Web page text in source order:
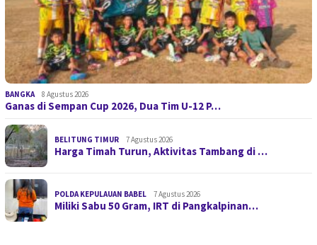
BANGKA 8 Agustus 2026
Ganas di Sempan Cup 2026, Dua Tim U-12 P…
BELITUNG TIMUR 7 Agustus 2026
Harga Timah Turun, Aktivitas Tambang di …
POLDA KEPULAUAN BABEL 7 Agustus 2026
Miliki Sabu 50 Gram, IRT di Pangkalpinan…